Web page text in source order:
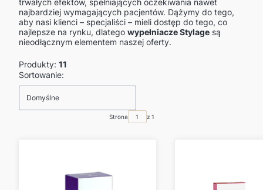
najbardziej wymagających pacjentów. Dążymy do tego,
aby nasi klienci – specjaliści – mieli dostęp do tego, co
najlepsze na rynku, dlatego wypełniacze Stylage są
nieodłącznym elementem naszej oferty.
Produkty: 11
Lista produktów
Sortowanie:
Domyślne
Strona z 1